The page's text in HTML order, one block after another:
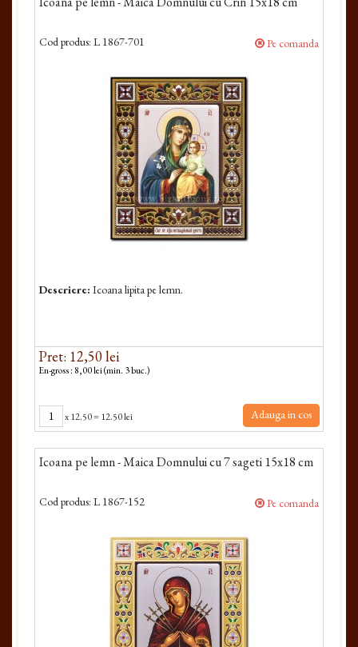
Cod produs: L 1867-701 Pe comanda
Descriere: Icoana lipita pe lemn.
Pret: 12,50 lei
En-gross : 8,00 lei (min. 3 buc.)
x12.50= 12.50 lei Adauga in cos
Icoana pe lemn - Maica Domnului cu 7 sageti 15x18 cm
Cod produs: L 1867-152 Pe comanda